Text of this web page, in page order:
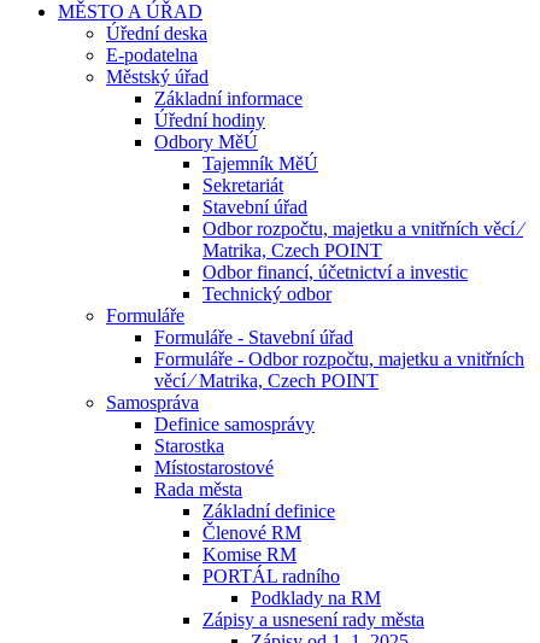
MĚSTO A ÚŘAD
Úřední deska
E-podatelna
Městský úřad
Základní informace
Úřední hodiny
Odbory MěÚ
Tajemník MěÚ
Sekretariát
Stavební úřad
Odbor rozpočtu, majetku a vnitřních věcí ⁄
Matrika, Czech POINT
Odbor financí, účetnictví a investic
Technický odbor
Formuláře
Formuláře - Stavební úřad
Formuláře - Odbor rozpočtu, majetku a vnitřních
věcí ⁄ Matrika, Czech POINT
Samospráva
Definice samosprávy
Starostka
Místostarostové
Rada města
Základní definice
Členové RM
Komise RM
PORTÁL radního
Podklady na RM
Zápisy a usnesení rady města